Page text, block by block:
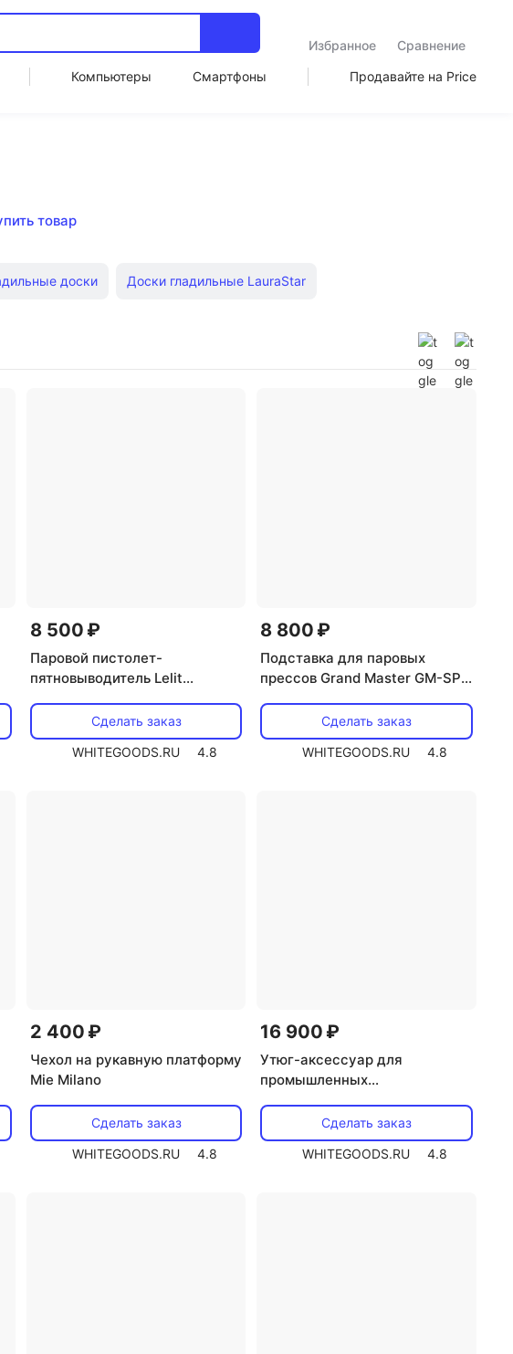
Избранное
Сравнение
Компьютеры Смартфоны Продавайте на Price
товар
доски Доски гладильные LauraStar
Colombo
8 500 ₽
Паровой пистолет-
пятновыводитель Lelit
Сделать заказ
WHITEGOODS.RU
4.8
8 800 ₽
Подставка для паровых
прессов Grand Master GM-SP
Сделать заказ
WHITEGOODS.RU
4.8
2 400 ₽
Чехол на рукавную платформу
Mie Milano
Сделать заказ
WHITEGOODS.RU
4.8
16 900 ₽
Утюг-аксессуар для
промышленных
Сделать заказ
WHITEGOODS.RU
4.8